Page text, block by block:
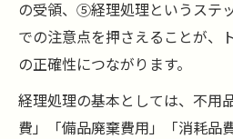
の受領、⑤経理処理というステ
での注意点を押さえることが、
の正確性につながります。
経理処理の基本としては、不用
費」「備品廃棄費用」「消耗品